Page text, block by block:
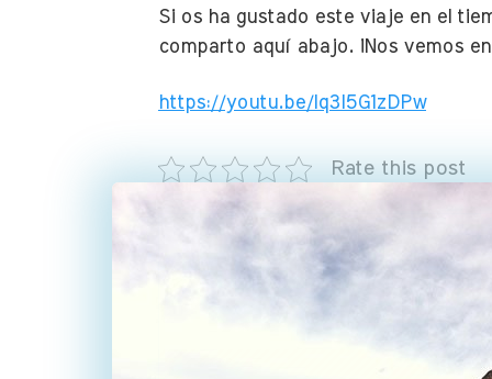
Si os ha gustado este viaje en el
comparto aquí abajo. ¡Nos vemos
https://youtu.be/Iq3l5G1zDPw
Rate this post